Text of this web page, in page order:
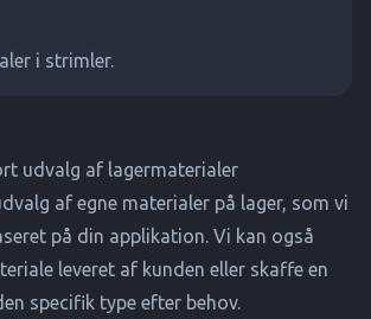
i strimler.
udvalg af lagermaterialer
af egne materialer på lager, som vi
på din applikation. Vi kan også
leveret af kunden eller skaffe en
specifik type efter behov.